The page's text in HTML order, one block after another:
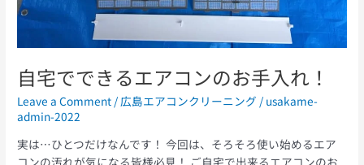
自宅でできるエアコンのお手入れ！
Leave a Comment / 広島エアコンクリーニング / usakame-
admin-2022
実は…ひとつだけなんです！ 今回は、そろそろ使い始めるエア
お